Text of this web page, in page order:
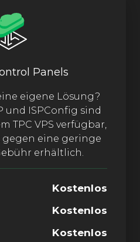
Panels
eigene Lösung?
und ISPConfig sind
TPC VPS verfügbar,
eine geringe
erhältlich.
Kostenlos
Kostenlos
Kostenlos